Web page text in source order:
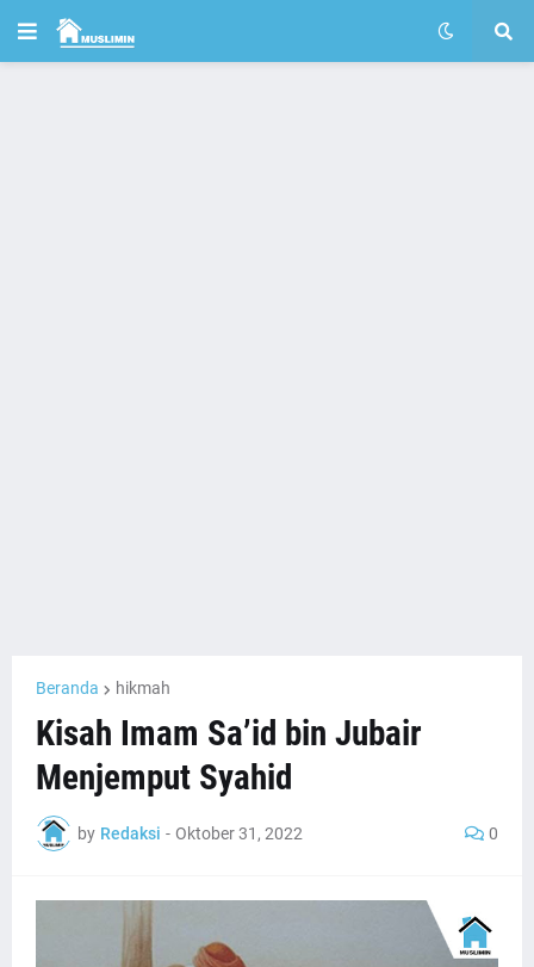
Beranda hikmah
Kisah Imam Sa’id bin Jubair
Menjemput Syahid
by Redaksi - Oktober 31, 2022 0